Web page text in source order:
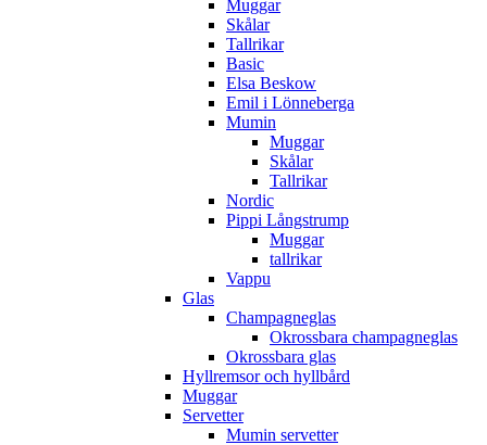
Muggar
Skålar
Tallrikar
Basic
Elsa Beskow
Emil i Lönneberga
Mumin
Muggar
Skålar
Tallrikar
Nordic
Pippi Långstrump
Muggar
tallrikar
Vappu
Glas
Champagneglas
Okrossbara champagneglas
Okrossbara glas
Hyllremsor och hyllbård
Muggar
Servetter
Mumin servetter